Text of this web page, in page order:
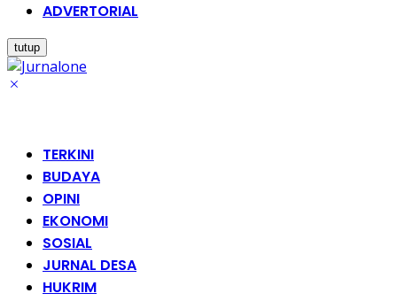
ADVERTORIAL
tutup
TERKINI
BUDAYA
OPINI
EKONOMI
SOSIAL
JURNAL DESA
HUKRIM